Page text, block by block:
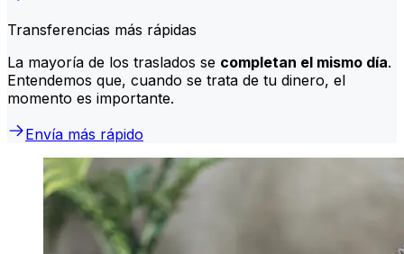
Transferencias más rápidas
La mayoría de los traslados se completan el mismo día.
Entendemos que, cuando se trata de tu dinero, el
momento es importante.
Envía más rápido